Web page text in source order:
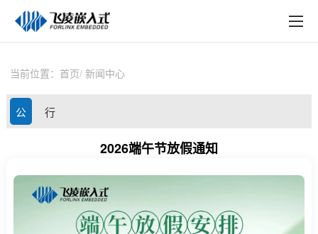
技术与支持
方案定制
在线购买
当前位置： 首页 新闻中心
公 行
讯
2026端午节放假通知